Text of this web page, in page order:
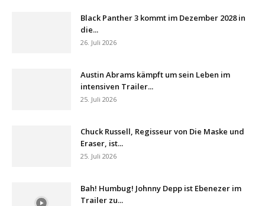
Black Panther 3 kommt im Dezember 2028 in
die...
26. Juli 2026
Austin Abrams kämpft um sein Leben im
intensiven Trailer...
25. Juli 2026
Chuck Russell, Regisseur von Die Maske und
Eraser, ist...
25. Juli 2026
Bah! Humbug! Johnny Depp ist Ebenezer im
Trailer zu...